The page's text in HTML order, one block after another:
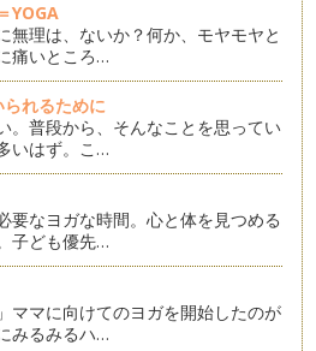
YOGA
無理は、ないか？何か、モヤモヤと
痛いところ…
れるために
。普段から、そんなことを思ってい
いはず。こ…
要なヨガな時間。心と体を見つめる
子ども優先…
ママに向けてのヨガを開始したのが
みるみるハ…